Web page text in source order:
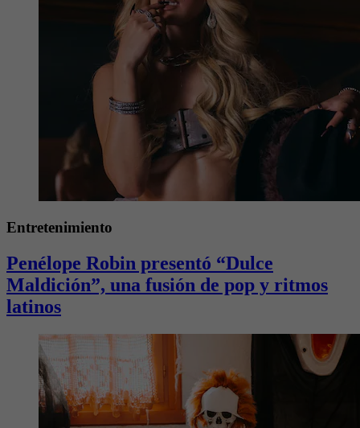
Entretenimiento
Penélope Robin presentó “Dulce
Maldición”, una fusión de pop y ritmos
latinos